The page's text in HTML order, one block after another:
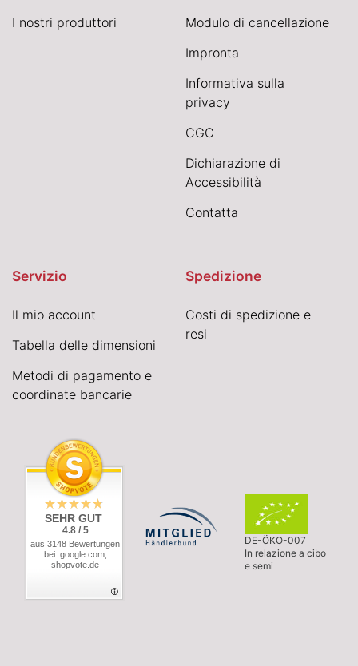
I nostri produttori
Modulo di cancellazione
Impronta
Informativa sulla
privacy
CGC
Dichiarazione di
Accessibilità
Contatta
Servizio
Il mio account
Tabella delle dimensioni
Metodi di pagamento e
coordinate bancarie
Spedizione
Costi di spedizione e
resi
SEHR GUT
4.8 / 5
aus 3148 Bewertungen
bei: google.com,
shopvote.de
DE-ÖKO-007
In relazione a cibo
e semi